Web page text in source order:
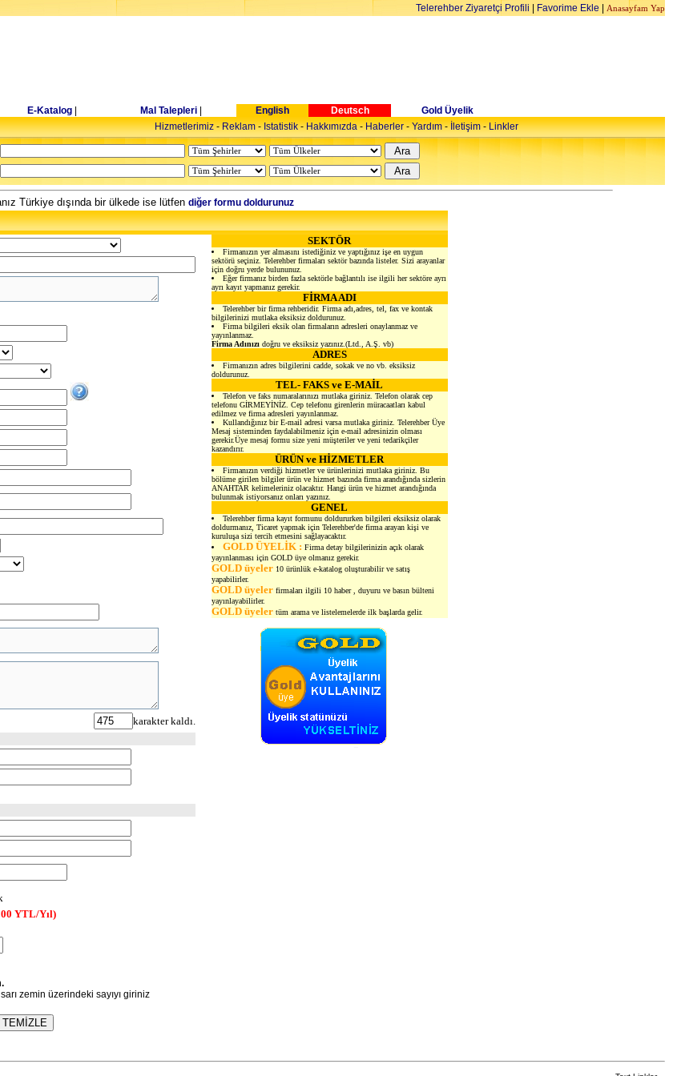
Telerehber Ziyaretçi Profili Favorime Ekle Anasayfam Yap
E-Katalog Mal Talepleri| English Deutsch Gold Üyelik
Hizmetlerimiz-Reklam-Istatistik-Hakkımızda-Haberler-Yardım-İletişim-Linkler
Türkiye dışında bir ülkede ise lütfen diğer formu doldurunuz
karakter kaldı.
YTL/Yıl)
zemin üzerindeki sayıyı giriniz
SEKTÖR
Firmanızın yer almasını istediğiniz ve yaptığınız işe en uygun
sektörü seçiniz. Telerehber firmaları sektör bazında listeler. Sizi arayanlar
için doğru yerde bulununuz.
Eğer firmanız birden fazla sektörle bağlantılı ise ilgili her sektöre ayrı
ayrı kayıt yapmanız gerekir.
FİRMA ADI
Telerehber bir firma rehberidir. Firma adı,adres, tel, fax ve kontak
bilgilerinizi mutlaka eksiksiz doldurunuz.
Firma bilgileri eksik olan firmaların adresleri onaylanmaz ve
yayınlanmaz.
Firma Adınızıdoğru ve eksiksiz yazınız.(Ltd., A.Ş. vb)
ADRES
Firmanızın adres bilgilerini cadde, sokak ve no vb. eksiksiz
doldurunuz.
TEL- FAKS ve E-MAİL
Telefon ve faks numaralarınızı mutlaka giriniz. Telefon olarak cep
telefonu GİRMEYİNİZ. Cep telefonu girenlerin müracaatları kabul
edilmez ve firma adresleri yayınlanmaz.
Kullandığınız bir E-mail adresi varsa mutlaka giriniz. Telerehber Üye
Mesaj sisteminden faydalabilmeniz için e-mail adresinizin olması
gerekir.Üye mesaj formu size yeni müşteriler ve yeni tedarikçiler
kazandırır.
ÜRÜN ve HİZMETLER
Firmanızın verdiği hizmetler ve ürünlerinizi mutlaka giriniz. Bu
bölüme girilen bilgiler ürün ve hizmet bazında firma arandığında sizlerin
ANAHTAR kelimeleriniz olacaktır. Hangi ürün ve hizmet arandığında
bulunmak istiyorsanız onları yazınız.
GENEL
Telerehber firma kayıt formunu doldururken bilgileri eksiksiz olarak
doldurmanız, Ticaret yapmak için Telerehber'de firma arayan kişi ve
kuruluşa sizi tercih etmesini sağlayacaktır.
GOLD ÜYELİK : Firma detay bilgilerinizin açık olarak
yayınlanması için GOLD üye olmanız gerekir.
GOLD üyeler 10 ürünlük e-katalog oluşturabilir ve satış
yapabilirler.
GOLD üyeler firmaları ilgili 10 haber , duyuru ve basın bülteni
yayınlayabilirler.
GOLD üyelertüm arama ve listelemelerde ilk başlarda gelir.